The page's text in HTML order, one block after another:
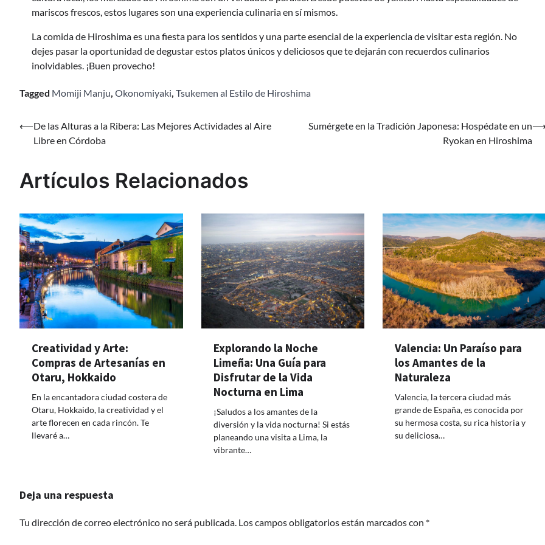
mariscos frescos, estos lugares son una experiencia culinaria en sí mismos.
La comida de Hiroshima es una fiesta para los sentidos y una parte esencial de la experiencia de visitar esta región. No
dejes pasar la oportunidad de degustar estos platos únicos y deliciosos que te dejarán con recuerdos culinarios
inolvidables. ¡Buen provecho!
Tagged Momiji Manju, Okonomiyaki, Tsukemen al Estilo de Hiroshima
Navegación
⟵De las Alturas a la Ribera: Las Mejores Actividades al Aire
Libre en Córdoba
Sumérgete en la Tradición Japonesa: Hospédate en un
Ryokan en Hiroshima
Artículos Relacionados
Creatividad y Arte:
Compras de Artesanías en
Otaru, Hokkaido
En la encantadora ciudad costera de
Otaru, Hokkaido, la creatividad y el
arte florecen en cada rincón. Te
llevaré a…
Explorando la Noche
Limeña: Una Guía para
Disfrutar de la Vida
Nocturna en Lima
¡Saludos a los amantes de la
diversión y la vida nocturna! Si estás
planeando una visita a Lima, la
vibrante…
Valencia: Un Paraíso para
los Amantes de la
Naturaleza
Valencia, la tercera ciudad más
grande de España, es conocida por
su hermosa costa, su rica historia y
su deliciosa…
Deja una respuesta
Tu dirección de correo electrónico no será publicada. Los campos obligatorios están marcados con *